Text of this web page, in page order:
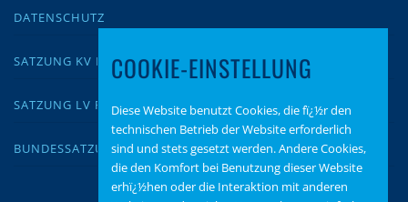
DATENSCHUTZ
SATZUNG KV KUSEL
SATZUNG LV RLP
BUNDESSATZUNG
COOKIE-EINSTELLUNG
Diese Website benutzt Cookies, die fï¿½r den
technischen Betrieb der Website erforderlich
sind und stets gesetzt werden. Andere Cookies,
die den Komfort bei Benutzung dieser Website
erhï¿½hen oder die Interaktion mit anderen